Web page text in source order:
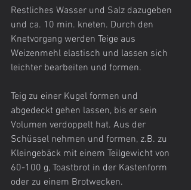
Restliches Wasser und Salz dazugeben
und ca. 10 min. kneten. Durch den
Knetvorgang werden Teige aus
Weizenmehl elastisch und lassen sich
leichter bearbeiten und formen.
Teig zu einer Kugel formen und
abgedeckt gehen lassen, bis er sein
Volumen verdoppelt hat. Aus der
Schüssel nehmen und formen, z.B. zu
Kleingebäck mit einem Teilgewicht von
60-100 g, Toastbrot in der Kastenform
oder zu einem Brotwecken.